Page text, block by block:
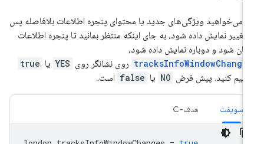
می‌خواهید ویژگی‌های جدید یا محتوای پنجره اطلاعات بلافاصله پس
تغییر نمایش داده شود، به جای اینکه منتظر بمانید تا پنجره اطلاعات
شود و دوباره نمایش داده شود،
روی نشانگر روی YES یا true
کنید. پیش فرض NO یا false است.
سویفت هدف-C